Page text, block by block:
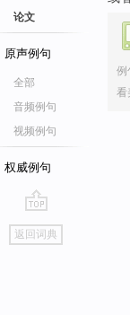
论文
原声例句
全部
音频例句
视频例句
权威例句
go
top
返回词典
例
看